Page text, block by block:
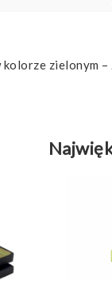
zielonym –